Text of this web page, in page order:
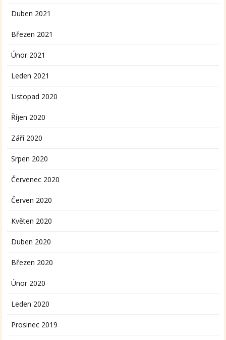
Duben 2021
Březen 2021
Únor 2021
Leden 2021
Listopad 2020
Říjen 2020
Září 2020
Srpen 2020
Červenec 2020
Červen 2020
Květen 2020
Duben 2020
Březen 2020
Únor 2020
Leden 2020
Prosinec 2019